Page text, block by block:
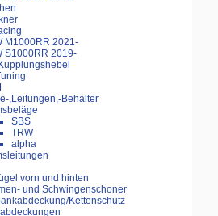
M1000RR 2021-
S1000RR 2019-
,Leitungen,-Behälter
SBS
TRW
alpha
vorn und hinten
und Schwingenschoner
Kettenschutz